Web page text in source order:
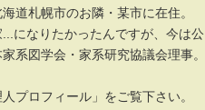
道札幌市のお隣・某市に在住。
...になりたかったんですが、今は公
系図学会・家系研究協議会理事。
プロフィール」をご覧下さい。